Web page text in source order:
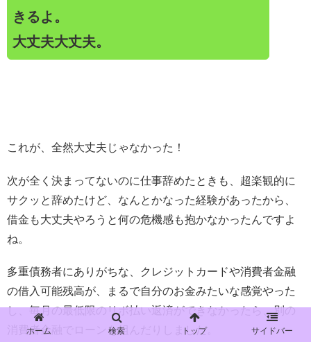
きるよ。
大丈夫大丈夫。
これが、全然大丈夫じゃなかった！
次が全く決まってないのに仕事辞めたときも、超楽観的に
サクッと辞めたけど、なんとかなった経験があったから、
借金も大丈夫やろうと何の危機感も抱かなかったんですよ
ね。
多重債務者にありがちな、クレジットカードや消費者金融
の借入可能残高が、まるで自分のお金みたいな感覚やった
し、毎月の最低限のリボ払い返済ができなかったら、別の
消費者金融でローンを組んだりしました。
ホーム 検索 トップ サイドバー